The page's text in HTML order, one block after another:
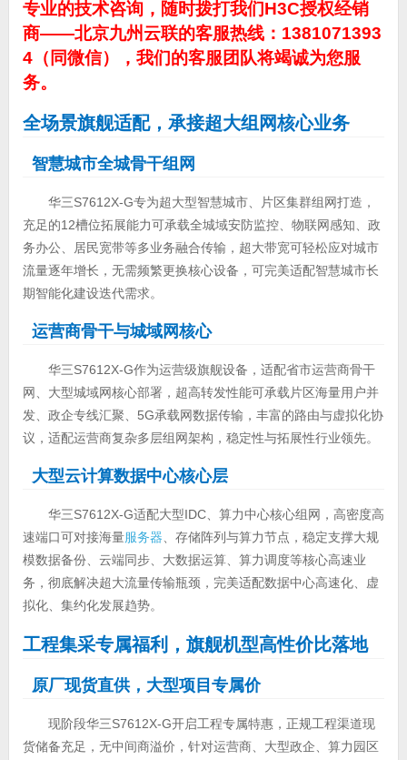
专业的技术咨询，随时拨打我们H3C授权经销
商——北京九州云联的客服热线：1381071393
4（同微信），我们的客服团队将竭诚为您服
务。
全场景旗舰适配，承接超大组网核心业务
智慧城市全城骨干组网
华三S7612X-G专为超大型智慧城市、片区集群组网打造，
充足的12槽位拓展能力可承载全城域安防监控、物联网感知、政
务办公、居民宽带等多业务融合传输，超大带宽可轻松应对城市
流量逐年增长，无需频繁更换核心设备，可完美适配智慧城市长
期智能化建设迭代需求。
运营商骨干与城域网核心
华三S7612X-G作为运营级旗舰设备，适配省市运营商骨干
网、大型城域网核心部署，超高转发性能可承载片区海量用户并
发、政企专线汇聚、5G承载网数据传输，丰富的路由与虚拟化协
议，适配运营商复杂多层组网架构，稳定性与拓展性行业领先。
大型云计算数据中心核心层
华三S7612X-G适配大型IDC、算力中心核心组网，高密度高
速端口可对接海量服务器 、存储阵列与算力节点，稳定支撑大规
模数据备份、云端同步、大数据运算、算力调度等核心高速业
务，彻底解决超大流量传输瓶颈，完美适配数据中心高速化、虚
拟化、集约化发展趋势。
工程集采专属福利，旗舰机型高性价比落地
原厂现货直供，大型项目专属价
现阶段华三S7612X-G开启工程专属特惠，正规工程渠道现
货储备充足，无中间商溢价，针对运营商、大型政企、算力园区